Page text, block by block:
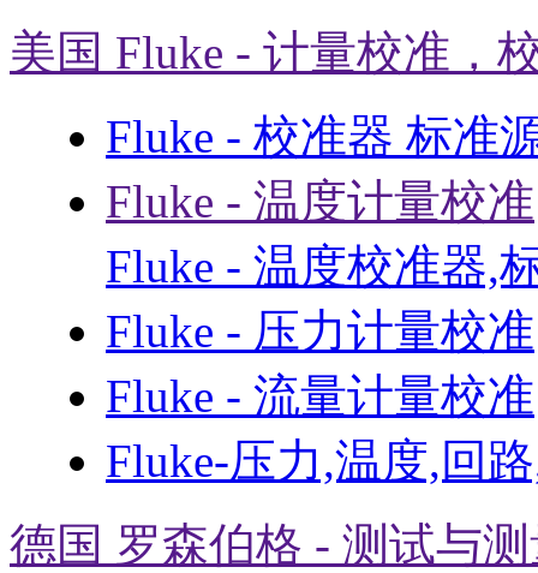
美国 Fluke - 计量校准，
Fluke - 校准器 标准
Fluke - 温度计量校准
Fluke - 温度校准器,
Fluke - 压力计量校准
Fluke - 流量计量校准
Fluke-压力,温度,回
德国 罗森伯格 - 测试与